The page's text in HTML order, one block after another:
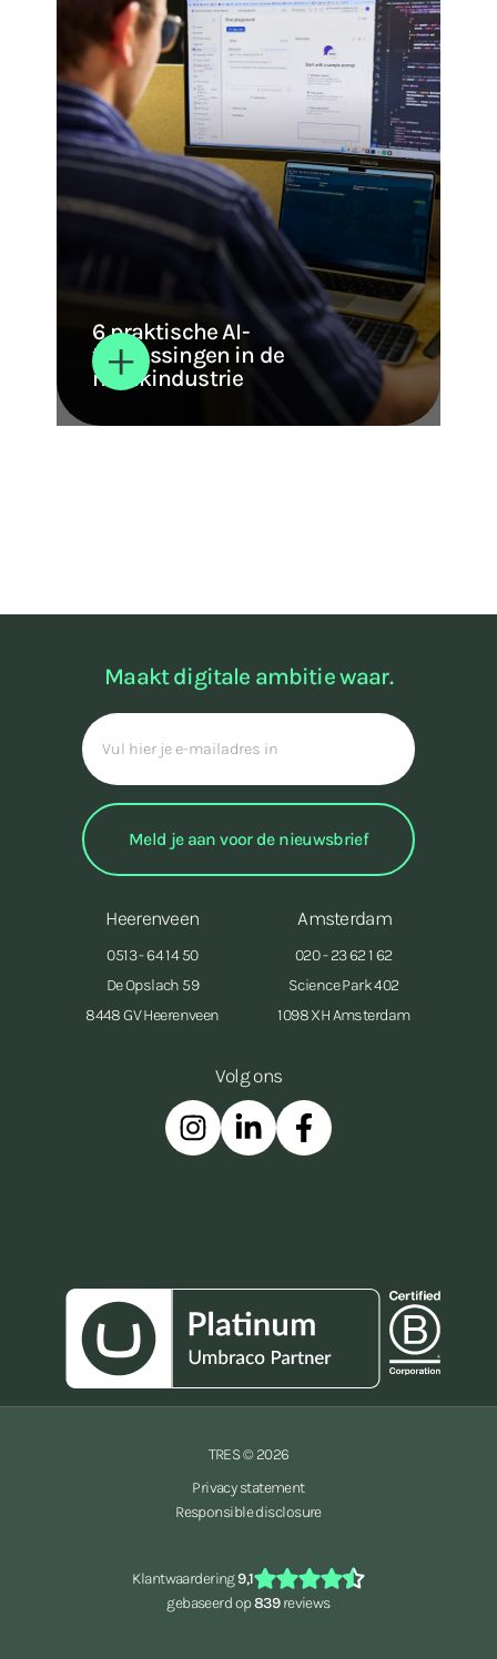
6 praktische AI-
toepassingen in de
maakindustrie
Maakt digitale ambitie waar.
Heerenveen
0513 - 64 14 50
De Opslach 59
8448 GV Heerenveen
Amsterdam
020 - 23 62 1 62
Science Park 402
1098 XH Amsterdam
Volg ons
InstagramLinkedinFacebook
TRES © 2026
Privacy statement
Responsible disclosure
Klantwaardering9,1
gebaseerd op839reviews